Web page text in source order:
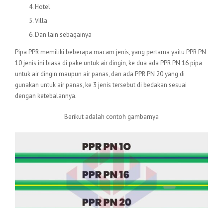
Hotel
Villa
Dan lain sebagainya
Pipa PPR memiliki beberapa macam jenis, yang pertama yaitu PPR PN
10 jenis ini biasa di pake untuk air dingin, ke dua ada PPR PN 16 pipa
untuk air dingin maupun air panas, dan ada PPR PN 20 yang di
gunakan untuk air panas, ke 3 jenis tersebut di bedakan sesuai
dengan ketebalannya.
Berikut adalah contoh gambarnya